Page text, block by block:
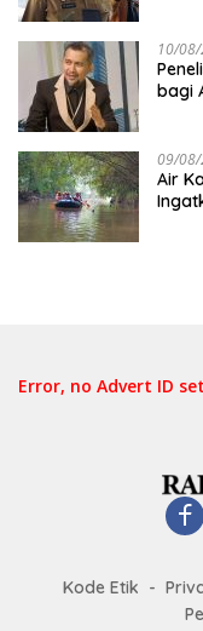
10/
bagi
09/
Air
Error, no Advert ID
Kode Etik